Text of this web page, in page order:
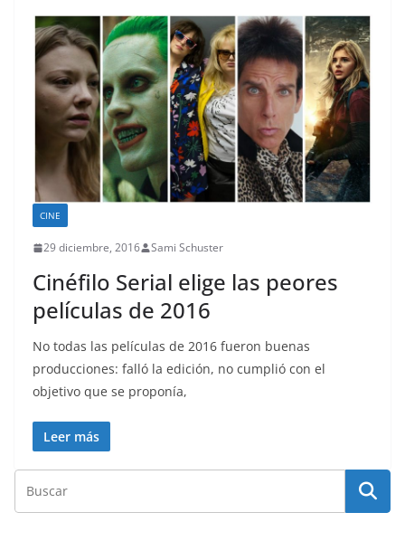
CINE
29 diciembre, 2016 Sami Schuster
Cinéfilo Serial elige las peores
películas de 2016
No todas las películas de 2016 fueron buenas
producciones: falló la edición, no cumplió con el
objetivo que se proponía,
Leer más